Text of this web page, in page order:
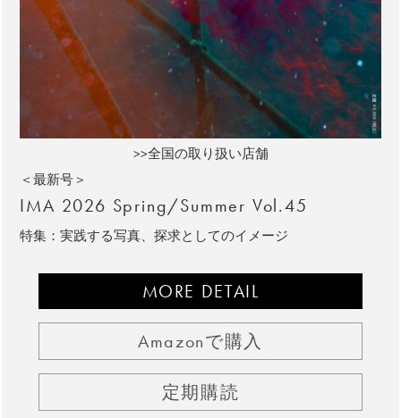
>>全国の取り扱い店舗
＜最新号＞
IMA 2026 Spring/Summer Vol.45
特集：実践する写真、探求としてのイメージ
MORE DETAIL
Amazonで購入
定期購読